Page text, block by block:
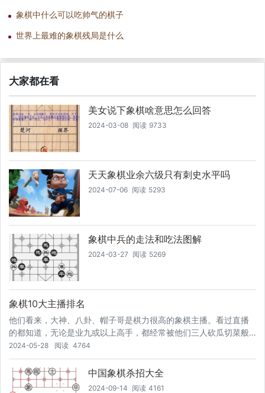
象棋中什么可以吃帅气的棋子
世界上最难的象棋残局是什么
大家都在看
美女说下象棋啥意思怎么回答
2024-03-08 阅读 9733
天天象棋业余六级只有刺史水平吗
2024-07-06 阅读 5293
象棋中兵的走法和吃法图解
2024-03-27 阅读 5269
象棋10大主播排名
他们看来，大神、八卦、帽子哥是棋力很高的象棋主播。看过直播
的都知道，无论是业九或以上高手，都经常被他们三人砍瓜切菜般
拿捏。这三位象棋主播棋风迥异，并且棋力也有高低之分。在这部
分棋友内心里，大神的棋力最高，八卦次之，帽子哥排第三。据他
们了解介绍到，大神大概是上海人，他们曾经看过他和蒋川特级大
师的一盘棋，大神能够后手谋和顶尖特级大师，足见大神具备国手
2024-05-28 阅读 4764
中国象棋杀招大全
2024-09-14 阅读 4161